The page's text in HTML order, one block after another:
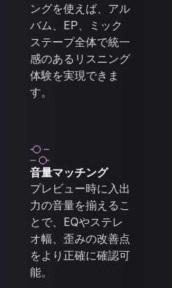
ングを使えば、アル
バム、EP、ミック
ステープ全体で統一
感のあるリスニング
体験を実現できま
す。
音量マッチング
プレビュー時に入出
力の音量を揃えるこ
とで、EQやステレ
オ幅、歪みの改善点
をより正確に確認可
能。